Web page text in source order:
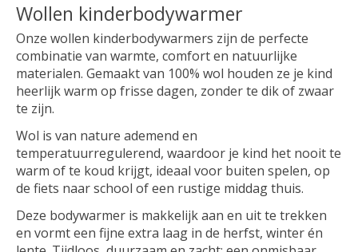
Wollen kinderbodywarmer
Onze wollen kinderbodywarmers zijn de perfecte
combinatie van warmte, comfort en natuurlijke
materialen. Gemaakt van 100% wol houden ze je kind
heerlijk warm op frisse dagen, zonder te dik of zwaar
te zijn.
Wol is van nature ademend en
temperatuurregulerend, waardoor je kind het nooit te
warm of te koud krijgt, ideaal voor buiten spelen, op
de fiets naar school of een rustige middag thuis.
Deze bodywarmer is makkelijk aan en uit te trekken
en vormt een fijne extra laag in de herfst, winter én